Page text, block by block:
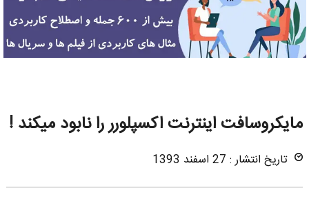
مایکروسافت اینترنت اکسپلورر را نابود میکند !
تاریخ انتشار : 27 اسفند 1393